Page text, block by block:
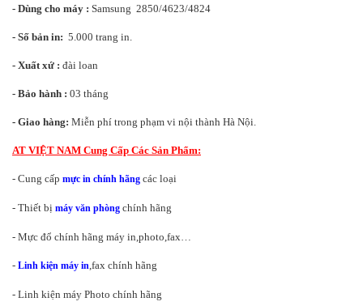
- Dùng cho máy : Samsung 2850/4623/4824
- Số bản in: 5.000 trang in.
- Xuất xứ : đài loan
- Bảo hành : 03 tháng
- Giao hàng: Miễn phí trong phạm vi nội thành Hà Nội.
AT VIỆT NAM Cung Cấp Các Sản Phẩm:
- Cung cấp mực in chính hãng các loại
- Thiết bị máy văn phòng chính hãng
- Mực đổ chính hãng máy in,photo, fax
- Linh kiện máy in ,fax chính hãng
- Linh kiện máy Photo chính hãng